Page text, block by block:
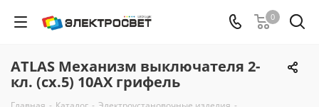
0
ATLAS Механизм выключателя 2-
кл. (сх.5) 10АХ грифель